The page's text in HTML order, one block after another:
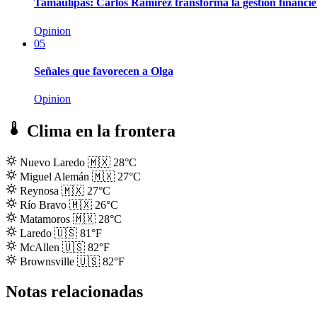
Tamaulipas: Carlos Ramírez transforma la gestión
Opinion
05
Señales que favorecen a Olga
Opinion
Clima en la frontera
Nuevo Laredo 🇲🇽 28°C
Miguel Alemán 🇲🇽 27°C
Reynosa 🇲🇽 27°C
Río Bravo 🇲🇽 26°C
Matamoros 🇲🇽 28°C
Laredo 🇺🇸 81°F
McAllen 🇺🇸 82°F
Brownsville 🇺🇸 82°F
Notas relacionadas